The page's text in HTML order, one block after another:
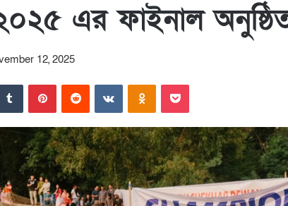
২০২৫ এর ফাইনাল
12, 2025